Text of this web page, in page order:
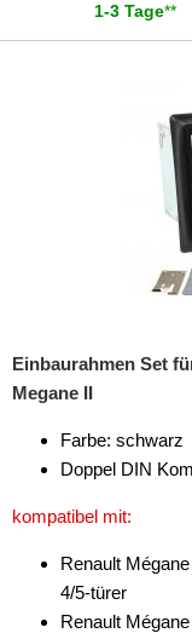
1-3 Tage**
Einbaurahmen Set
Megane II
Farbe: schwarz
Doppel DIN
kompatibel mit:
Renault
4/5-türer
Renault